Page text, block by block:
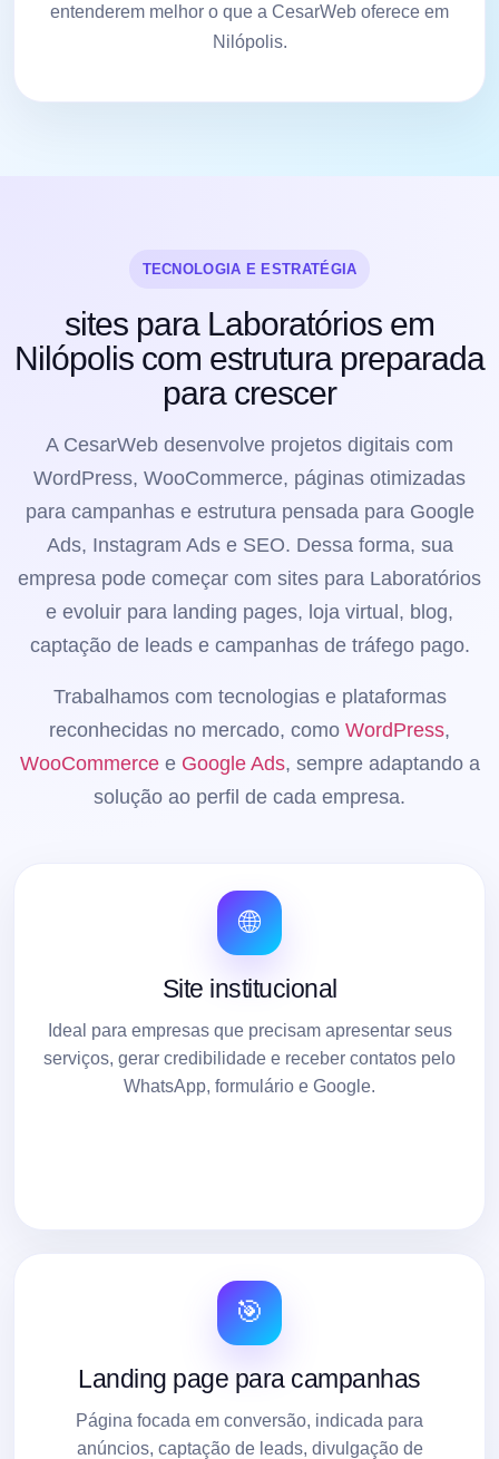
entenderem melhor o que a CesarWeb oferece em
Nilópolis.
TECNOLOGIA E ESTRATÉGIA
sites para Laboratórios em
Nilópolis com estrutura preparada
para crescer
A CesarWeb desenvolve projetos digitais com
WordPress, WooCommerce, páginas otimizadas
para campanhas e estrutura pensada para Google
Ads, Instagram Ads e SEO. Dessa forma, sua
empresa pode começar com sites para Laboratórios
e evoluir para landing pages, loja virtual, blog,
captação de leads e campanhas de tráfego pago.
Trabalhamos com tecnologias e plataformas
reconhecidas no mercado, como WordPress,
WooCommercee Google Ads, sempre adaptando a
solução ao perfil de cada empresa.
🌐
Site institucional
Ideal para empresas que precisam apresentar seus
serviços, gerar credibilidade e receber contatos pelo
WhatsApp, formulário e Google.
🎯
Landing page para campanhas
Página focada em conversão, indicada para
anúncios, captação de leads, divulgação de